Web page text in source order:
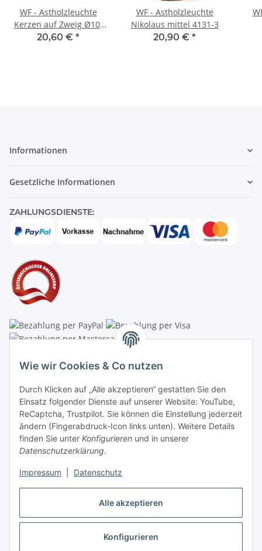
Alle akzeptieren
Konfigurieren
Wie wir Cookies & Co nutzen
Durch Klicken auf „Alle akzeptieren“ gestatten Sie den
Einsatz folgender Dienste auf unserer Website: YouTube,
ReCaptcha, Trustpilot. Sie können die Einstellung jederzeit
ändern (Fingerabdruck-Icon links unten). Weitere Details
finden Sie unter Konfigurieren und in unserer
Datenschutzerklärung.
Impressum Datenschutz
WF - Astholzleuchte
Kerzen auf Zweig Ø10-
13cm 4131-2
20,60 € *
WF - Astholzleuchte
Nikolaus mittel 4131-3
20,90 € *
Informationen
Gesetzliche Informationen
ZAHLUNGSDIENSTE:
Schauraum & Verkauf: Pfarrwald 46
Buchhaltung: Königleiten 11
A-3354 Wolfsbach
+43747782730
shop@krippen-shop.at
www.krippen-shop.at
Vertrag widerrufen